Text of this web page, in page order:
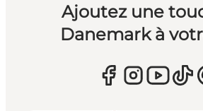
Ajoutez une
Danemark à